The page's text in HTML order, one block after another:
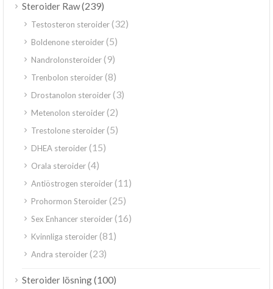
Steroider Raw(239)
Testosteron steroider(32)
Boldenone steroider(5)
Nandrolonsteroider(9)
Trenbolon steroider(8)
Drostanolon steroider(3)
Metenolon steroider(2)
Trestolone steroider(5)
DHEA steroider(15)
Orala steroider(4)
Antiöstrogen steroider(11)
Prohormon Steroider(25)
Sex Enhancer steroider(16)
Kvinnliga steroider(81)
Andra steroider(23)
Steroider lösning(100)